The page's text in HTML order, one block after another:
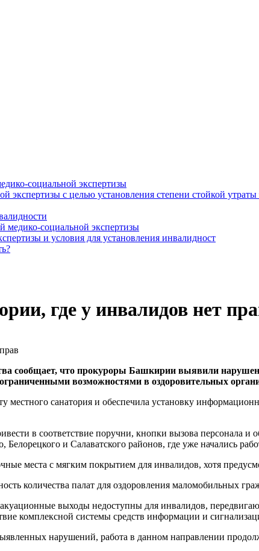
социальной экспертизы
экспертизы с целью установления степени стойкой
социальной экспертизы
и условия для установления инвалидност
где у инвалидов нет
сообщает, что прокуроры Башкирии выявили
возможностями в оздоровительных
местного санатория и обеспечила установку
в соответствие поручни, кнопки вызова персонала
и Салаватского районов, где уже начались
места с мягким покрытием для инвалидов, хотя
количества палат для оздоровления маломобильных
выходы недоступны для инвалидов,
комплексной системы средств информации и
нарушений, работа в данном направлении